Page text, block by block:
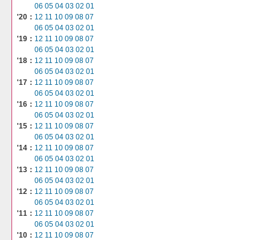
06 05 04 03 02 01
'20： 12 11 10 09 08 07
06 05 04 03 02 01
'19： 12 11 10 09 08 07
06 05 04 03 02 01
'18： 12 11 10 09 08 07
06 05 04 03 02 01
'17： 12 11 10 09 08 07
06 05 04 03 02 01
'16： 12 11 10 09 08 07
06 05 04 03 02 01
'15： 12 11 10 09 08 07
06 05 04 03 02 01
'14： 12 11 10 09 08 07
06 05 04 03 02 01
'13： 12 11 10 09 08 07
06 05 04 03 02 01
'12： 12 11 10 09 08 07
06 05 04 03 02 01
'11： 12 11 10 09 08 07
06 05 04 03 02 01
'10： 12 11 10 09 08 07